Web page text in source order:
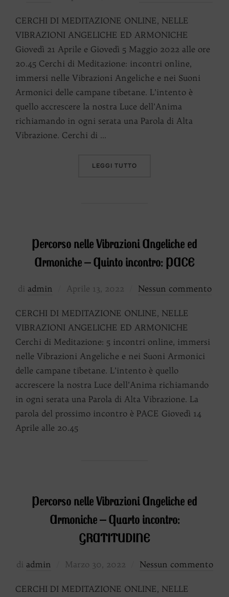
CERCHI DI MEDITAZIONE ONLINE, NELLE
VIBRAZIONI ANGELICHE ED ARMONICHE
Giovedì 21 Aprile e Giovedì 5 Maggio 2022 alle ore
20.45 Cerchi di Meditazione: incontri online,
immersi nelle Vibrazioni Angeliche e nei Suoni
Armonici delle campane tibetane. L’intento è
quello accrescere la nostra Luce dell’Anima
richiamando in ogni serata una Parola di Alta
Vibrazione. Cerchi di …
LEGGI TUTTO
Percorso nelle Vibrazioni Angeliche ed
Armoniche – Quinto incontro: PACE
di admin
Pubblicato
Aprile 13, 2022 Nessun commento
CERCHI DI MEDITAZIONE ONLINE, NELLE
VIBRAZIONI ANGELICHE ED ARMONICHE
Cerchi di Meditazione: 5 incontri online, immersi
nelle Vibrazioni Angeliche e nei Suoni Armonici
delle campane tibetane. L’intento è quello
accrescere la nostra Luce dell’Anima richiamando
in ogni serata una Parola di Alta Vibrazione. La
parola del prossimo incontro è PACE Giovedì 14
Aprile alle 20.45
Percorso nelle Vibrazioni Angeliche ed
Armoniche – Quarto incontro:
GRATITUDINE
di admin
Pubblicato
Marzo 30, 2022 Nessun commento
CERCHI DI MEDITAZIONE ONLINE, NELLE